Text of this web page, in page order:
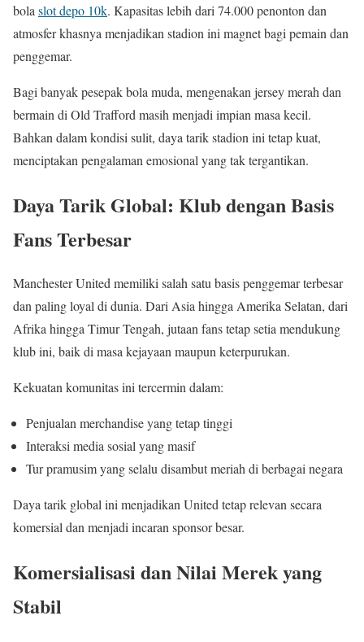
bola slot depo 10k. Kapasitas lebih dari 74.000 penonton dan
atmosfer khasnya menjadikan stadion ini magnet bagi pemain dan
penggemar.
Bagi banyak pesepak bola muda, mengenakan jersey merah dan
bermain di Old Trafford masih menjadi impian masa kecil.
Bahkan dalam kondisi sulit, daya tarik stadion ini tetap kuat,
menciptakan pengalaman emosional yang tak tergantikan.
Daya Tarik Global: Klub dengan Basis
Fans Terbesar
Manchester United memiliki salah satu basis penggemar terbesar
dan paling loyal di dunia. Dari Asia hingga Amerika Selatan, dari
Afrika hingga Timur Tengah, jutaan fans tetap setia mendukung
klub ini, baik di masa kejayaan maupun keterpurukan.
Kekuatan komunitas ini tercermin dalam:
Penjualan merchandise yang tetap tinggi
Interaksi media sosial yang masif
Tur pramusim yang selalu disambut meriah di berbagai negara
Daya tarik global ini menjadikan United tetap relevan secara
komersial dan menjadi incaran sponsor besar.
Komersialisasi dan Nilai Merek yang
Stabil